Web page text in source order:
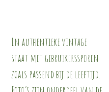
In authentieke vintage
staat met gebruikerssporen
zoals passend bij de leeftijd.